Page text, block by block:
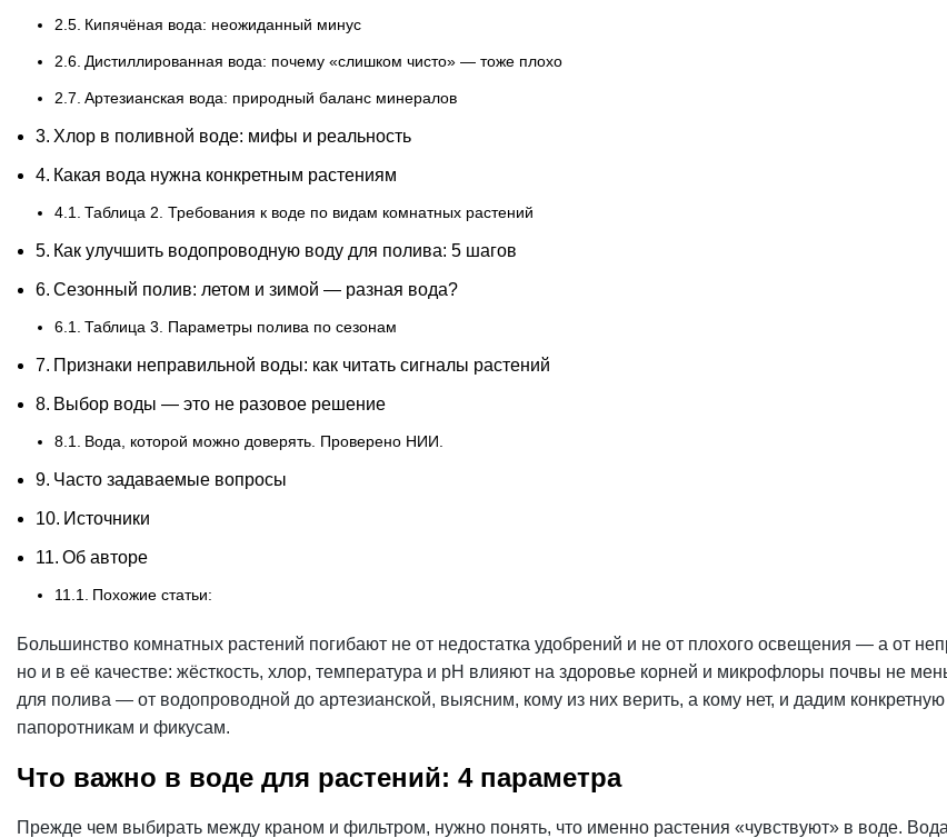
Кипячёная вода: неожиданный минус
Дистиллированная вода: почему «слишком чисто» — тоже плохо
Артезианская вода: природный баланс минералов
Хлор в поливной воде: мифы и реальность
Какая вода нужна конкретным растениям
Таблица 2. Требования к воде по видам комнатных растений
Как улучшить водопроводную воду для полива: 5 шагов
Сезонный полив: летом и зимой — разная вода?
Таблица 3. Параметры полива по сезонам
Признаки неправильной воды: как читать сигналы растений
Выбор воды — это не разовое решение
Вода, которой можно доверять. Проверено НИИ.
Часто задаваемые вопросы
Источники
Об авторе
Похожие статьи:
Большинство комнатных растений погибают не от недостатка удобрений и не от плохого освещения — а от
но и в её качестве: жёсткость, хлор, температура и pH влияют на здоровье корней и микрофлоры почвы не
для полива — от водопроводной до артезианской, выясним, кому из них верить, а кому нет, и дадим
папоротникам и фикусам.
Что важно в воде для растений: 4 параметра
Прежде чем выбирать между краном и фильтром, нужно понять, что именно растения «чувствуют» в воде.